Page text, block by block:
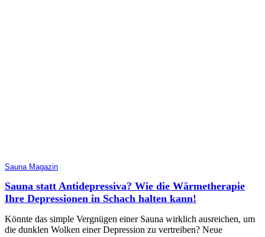
Sauna Magazin
Sauna statt Antidepressiva? Wie die Wärmetherapie
Ihre Depressionen in Schach halten kann!
Könnte das simple Vergnügen einer Sauna wirklich ausreichen, um
die dunklen Wolken einer Depression zu vertreiben? Neue